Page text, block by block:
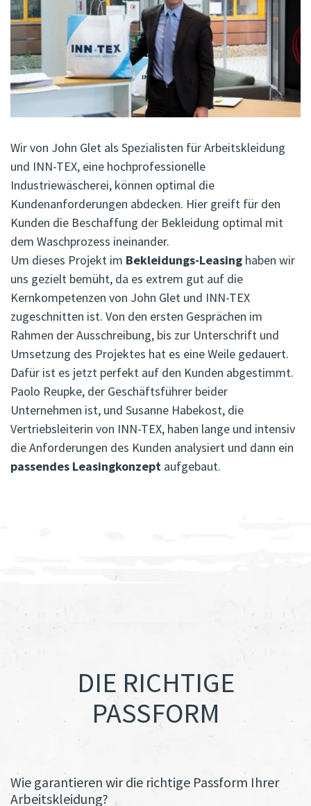
Wir von John Glet als Spezialisten für Arbeitskleidung
und INN-TEX, eine hochprofessionelle
Industriewäscherei, können optimal die
Kundenanforderungen abdecken. Hier greift für den
Kunden die Beschaffung der Bekleidung optimal mit
dem Waschprozess ineinander.
Um dieses Projekt im Bekleidungs-Leasing haben wir
uns gezielt bemüht, da es extrem gut auf die
Kernkompetenzen von John Glet und INN-TEX
zugeschnitten ist. Von den ersten Gesprächen im
Rahmen der Ausschreibung, bis zur Unterschrift und
Umsetzung des Projektes hat es eine Weile gedauert.
Dafür ist es jetzt perfekt auf den Kunden abgestimmt.
Paolo Reupke, der Geschäftsführer beider
Unternehmen ist, und Susanne Habekost, die
Vertriebsleiterin von INN-TEX, haben lange und intensiv
die Anforderungen des Kunden analysiert und dann ein
passendes Leasingkonzept aufgebaut.
DIE RICHTIGE
PASSFORM
Wie garantieren wir die richtige Passform Ihrer
Arbeitskleidung?